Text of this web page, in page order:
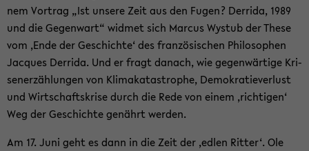
nem Vor­trag „Ist un­se­re Zeit aus den Fugen? Der­ri­da, 1989
und die Ge­gen­wart“ wid­met sich Mar­cus Wy­stub der These
vom ‚Ende der Ge­schich­te‘ des fran­zö­si­schen Phi­lo­so­phen
Jac­ques Der­ri­da. Und er fragt da­nach, wie ge­gen­wär­ti­ge Kri­
sen­er­zäh­lun­gen von Kli­ma­ka­ta­stro­phe, De­mo­kra­tie­ver­lust
und Wirt­schafts­kri­se durch die Rede von einem ‚rich­ti­gen‘
Weg der Ge­schich­te ge­nährt wer­den.
Am 17. Juni geht es dann in die Zeit der ‚edlen Rit­ter‘. Ole